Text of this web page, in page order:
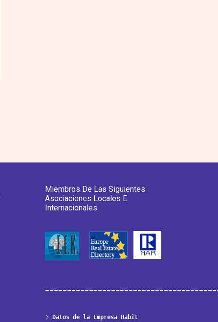
Miembros De Las Siguientes
Asociaciones Locales E
Internacionales
Datos de la Empresa Habit